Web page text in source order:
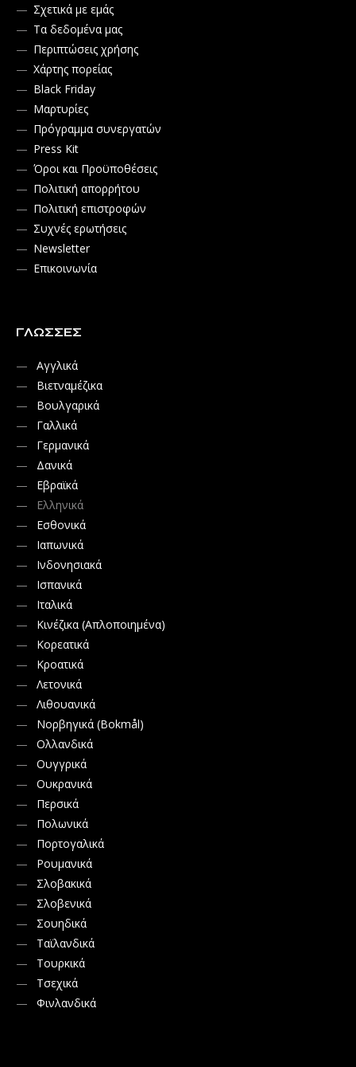
Σχετικά με εμάς
Τα δεδομένα μας
Περιπτώσεις χρήσης
Χάρτης πορείας
Black Friday
Μαρτυρίες
Πρόγραμμα συνεργατών
Press Kit
Όροι και Προϋποθέσεις
Πολιτική απορρήτου
Πολιτική επιστροφών
Συχνές ερωτήσεις
Newsletter
Επικοινωνία
ΓΛΏΣΣΕΣ
Αγγλικά
Βιετναμέζικα
Βουλγαρικά
Γαλλικά
Γερμανικά
Δανικά
Εβραϊκά
Ελληνικά
Εσθονικά
Ιαπωνικά
Ινδονησιακά
Ισπανικά
Ιταλικά
Κινέζικα (Απλοποιημένα)
Κορεατικά
Κροατικά
Λετονικά
Λιθουανικά
Νορβηγικά (Bokmål)
Ολλανδικά
Ουγγρικά
Ουκρανικά
Περσικά
Πολωνικά
Πορτογαλικά
Ρουμανικά
Σλοβακικά
Σλοβενικά
Σουηδικά
Ταϊλανδικά
Τουρκικά
Τσεχικά
Φινλανδικά